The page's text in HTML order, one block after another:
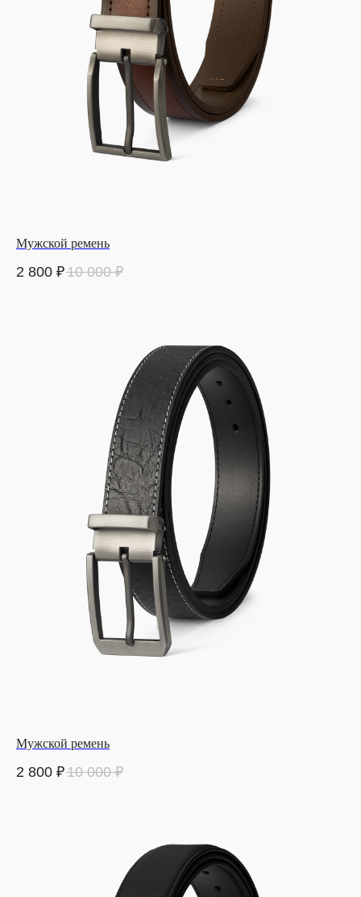
Мужской ремень
2 800 ₽10 000 ₽
Мужской ремень
2 800 ₽10 000 ₽